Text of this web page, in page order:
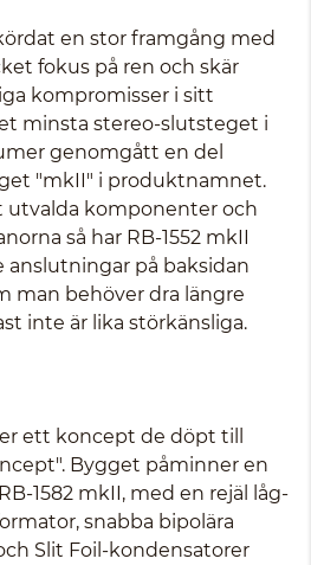
en stor framgång med
fokus på ren och skär
kompromisser i sitt
minsta stereo-slutsteget i
genomgått en del
"mkII" i produktnamnet.
utvalda komponenter och
så har RB-1552 mkII
anslutningar på baksidan
man behöver dra längre
inte är lika störkänsliga.
ett koncept de döpt till
Bygget påminner en
1582 mkII, med en rejäl låg-
snabba bipolära
Slit Foil-kondensatorer